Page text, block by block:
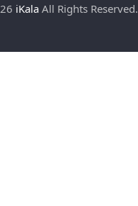
iKala All Rights Reserved.